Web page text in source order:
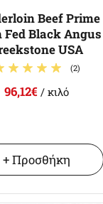
Beef Prime
Fed Black Angus
USA
(2)
96,12€ / κιλό
+ Προσθήκη